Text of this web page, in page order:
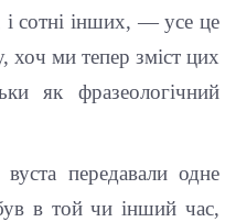
і сотні інших, — усе це
хоч ми тепер зміст цих
як фразеологічний
передавали одне
в той чи інший час,